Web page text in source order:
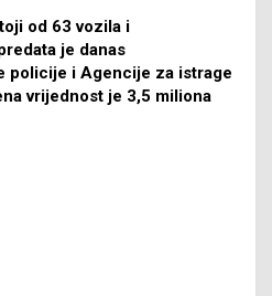
od 63 vozila i
je danas
policije i Agencije za istrage
vrijednost je 3,5 miliona